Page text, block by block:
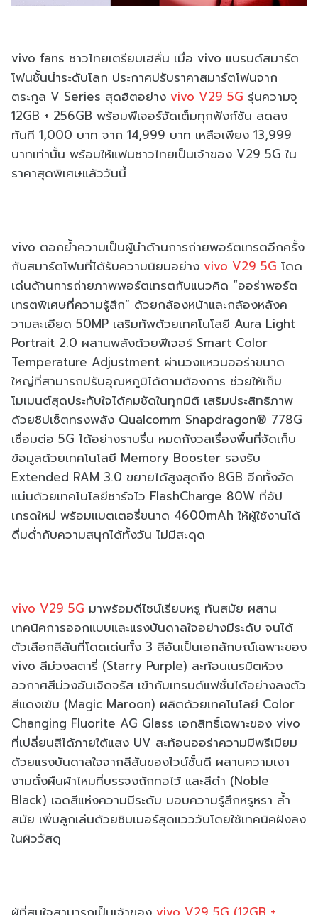
vivo fans ชาวไทยเตรียมเฮลั่น เมื่อ vivo แบรนด์สมาร์ต
โฟนชั้นนำระดับโลก ประกาศปรับราคาสมาร์ตโฟนจาก
ตระกูล V Series สุดฮิตอย่าง vivo V29 5G รุ่นความจุ
12GB + 256GB พร้อมฟีเจอร์จัดเต็มทุกฟังก์ชัน ลดลง
ทันที 1,000 บาท จาก 14,999 บาท เหลือเพียง 13,999
บาทเท่านั้น พร้อมให้แฟนชาวไทยเป็นเจ้าของ V29 5G ใน
ราคาสุดพิเศษแล้ววันนี้
vivo ตอกย้ำความเป็นผู้นำด้านการถ่ายพอร์ตเทรตอีกครั้ง
กับสมาร์ตโฟนที่ได้รับความนิยมอย่าง vivo V29 5G โดด
เด่นด้านการถ่ายภาพพอร์ตเทรตกับแนวคิด “ออร่าพอร์ต
เทรตพิเศษที่ความรู้สึก” ด้วยกล้องหน้าและกล้องหลังค
วามละเอียด 50MP เสริมทัพด้วยเทคโนโลยี Aura Light
Portrait 2.0 ผสานพลังด้วยฟีเจอร์ Smart Color
Temperature Adjustment ผ่านวงแหวนออร่าขนาด
ใหญ่ที่สามารถปรับอุณหภูมิได้ตามต้องการ ช่วยให้เก็บ
โมเมนต์สุดประทับใจได้คมชัดในทุกมิติ เสริมประสิทธิภาพ
ด้วยชิปเซ็ตทรงพลัง Qualcomm Snapdragon® 778G
เชื่อมต่อ 5G ได้อย่างราบรื่น หมดกังวลเรื่องพื้นที่จัดเก็บ
ข้อมูลด้วยเทคโนโลยี Memory Booster รองรับ
Extended RAM 3.0 ขยายได้สูงสุดถึง 8GB อีกทั้งอัด
แน่นด้วยเทคโนโลยีชาร์จไว FlashCharge 80W ที่อัป
เกรดใหม่ พร้อมแบตเตอรี่ขนาด 4600mAh ให้ผู้ใช้งานได้
ดื่มด่ำกับความสนุกได้ทั้งวัน ไม่มีสะดุด
vivo V29 5G มาพร้อมดีไซน์เรียบหรู ทันสมัย ผสาน
เทคนิคการออกแบบและแรงบันดาลใจอย่างมีระดับ จนได้
ตัวเลือกสีสันที่โดดเด่นทั้ง 3 สีอันเป็นเอกลักษณ์เฉพาะของ
vivo สีม่วงสตารี่ (Starry Purple) สะท้อนเนรมิตห้วง
อวกาศสีม่วงอันเจิดจรัส เข้ากับเทรนด์แฟชั่นได้อย่างลงตัว
สีแดงเข้ม (Magic Maroon) ผลิตด้วยเทคโนโลยี Color
Changing Fluorite AG Glass เอกสิทธิ์เฉพาะของ vivo
ที่เปลี่ยนสีได้ภายใต้แสง UV สะท้อนออร่าความมีพรีเมียม
ด้วยแรงบันดาลใจจากสีสันของไวน์ชั้นดี ผสานความเงา
งามดั่งผืนผ้าไหมที่บรรจงถักทอไว้ และสีดำ (Noble
Black) เฉดสีแห่งความมีระดับ มอบความรู้สึกหรูหรา ล้ำ
สมัย เพิ่มลูกเล่นด้วยชิมเมอร์สุดแวววับโดยใช้เทคนิคฝังลง
ในผิววัสดุ